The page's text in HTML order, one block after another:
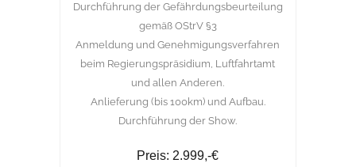
Durchführung der Gefährdungsbeurteilung
gemäß OStrV §3
Anmeldung und Genehmigungsverfahren
beim Regierungspräsidium, Luftfahrtamt
und allen Anderen.
Anlieferung (bis 100km) und Aufbau.
Durchführung der Show.
Preis: 2.999,-€